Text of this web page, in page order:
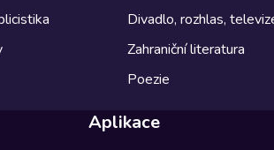
Divadlo, rozhlas,
Zahraniční literatura
Poezie
Aplikace